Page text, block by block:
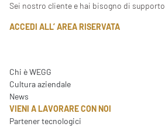
Sei nostro cliente e hai bisogno di
ACCEDI ALL’ AREA RISERVATA
Chi è WEGG
Cultura aziendale
News
VIENI A LAVORARE CON NOI
Partener tecnologici